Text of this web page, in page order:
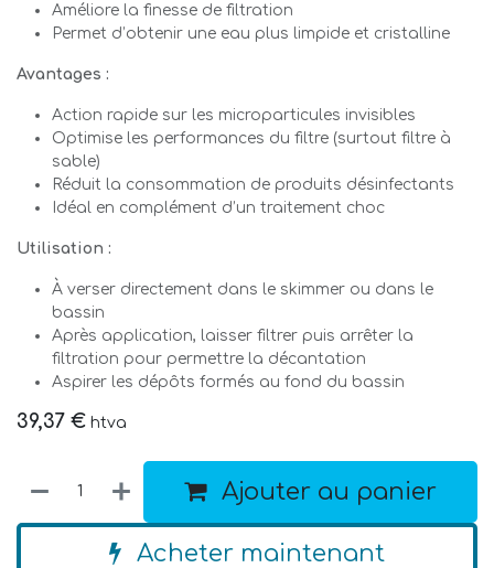
Améliore la finesse de filtration
Permet d’obtenir une eau plus limpide et cristalline
Avantages :
Action rapide sur les microparticules invisibles
Optimise les performances du filtre (surtout filtre à
sable)
Réduit la consommation de produits désinfectants
Idéal en complément d’un traitement choc
Utilisation :
À verser directement dans le skimmer ou dans le
bassin
Après application, laisser filtrer puis arrêter la
filtration pour permettre la décantation
Aspirer les dépôts formés au fond du bassin
39,37 € htva
Ajouter au panier
Acheter maintenant